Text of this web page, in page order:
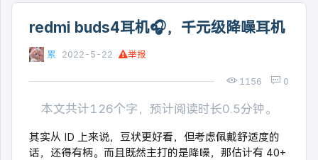
redmi buds4耳机🎧，千元级降噪耳机
累 2022-5-22 举报
1156 0
本文共计126个字，预计阅读时长0.5分钟。
其实从 ID 上来说，豆状更好看，但考虑佩戴舒适度的
话，还得有柄。而且既然主打的是降噪，那估计有 40+